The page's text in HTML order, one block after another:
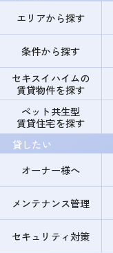
エリアから探す
条件から探す
セキスイハイムの
賃貸物件を探す
ペット共生型
賃貸住宅を探す
貸したい
オーナー様へ
メンテナンス管理
セキュリティ対策